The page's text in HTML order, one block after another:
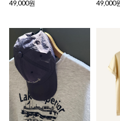
49,000원 49,000